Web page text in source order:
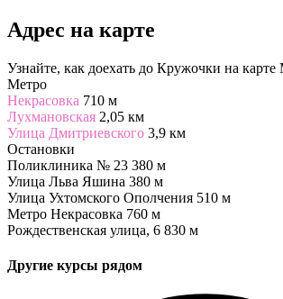
Адрес на карте
Узнайте, как доехать до Кружочки на
Метро
Некрасовка 710 м
Лухмановская 2,05 км
Улица Дмитриевского 3,9 км
Остановки
Поликлиника № 23 380 м
Улица Льва Яшина 380 м
Улица Ухтомского Ополчения 510 м
Метро Некрасовка 760 м
Рождественская улица, 6 830 м
Другие курсы рядом